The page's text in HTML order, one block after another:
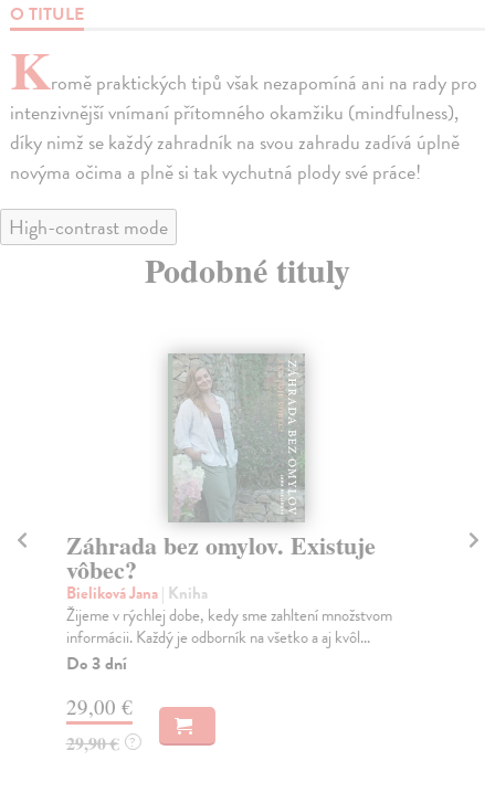
O TITULE
Kromě praktických tipů však nezapomíná ani na rady pro
intenzivnější vnímaní přítomného okamžiku (mindfulness),
díky nimž se každý zahradník na svou zahradu zadívá úplně
novýma očima a plně si tak vychutná plody své práce!
High-contrast mode
Podobné tituly
Jeden záhon stačí
Richards Huw
Jeden záhon stačí! Vypestujte si oveľa viac zeleniny, na
menšom priestore, s menšou námahou, ale s o...
Zasielame do 10 dní
20,99 €